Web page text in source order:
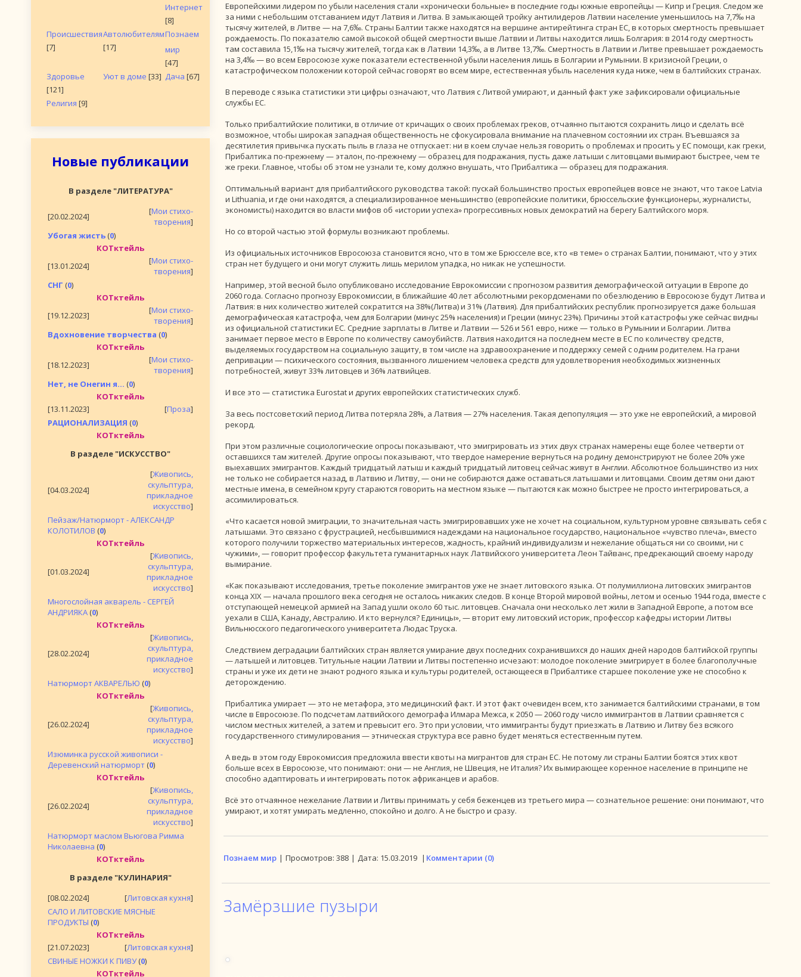
Интернет
[8]
Происшествия
[7]
Автолюбителям
[17]
Познаем
мир
[47]
Здоровье
[121]
Уют в доме [33] Дача [67]
Религия [9]
Новые публикации
В разделе "ЛИТЕРАТУРА"
[20.02.2024] [Мои стихо-
творения]
Убогая жисть (0)
КОТктейль
[13.01.2024]
[Мои стихо-
творения]
СНГ (0)
КОТктейль
[19.12.2023]
[Мои стихо-
творения]
Вдохновение творчества (0)
КОТктейль
[18.12.2023]
[Мои стихо-
творения]
Нет, не Онегин я... (0)
КОТктейль
[13.11.2023]
[Проза]
РАЦИОНАЛИЗАЦИЯ (0)
КОТктейль
В разделе "ИСКУССТВО"
[04.03.2024]
[Живопись,
скульптура,
прикладное
искусство]
Пейзаж/Натюрморт - АЛЕКСАНДР
КОЛОТИЛОВ (0)
КОТктейль
[01.03.2024]
[Живопись,
скульптура,
прикладное
искусство]
Многослойная акварель - СЕРГЕЙ
АНДРИЯКА (0)
КОТктейль
[28.02.2024]
[Живопись,
скульптура,
прикладное
искусство]
Натюрморт АКВАРЕЛЬЮ (0)
КОТктейль
[26.02.2024]
[Живопись,
скульптура,
прикладное
искусство]
Изюминка русской живописи -
Деревенский натюрморт (0)
КОТктейль
[26.02.2024]
[Живопись,
скульптура,
прикладное
искусство]
Натюрморт маслом Вьюгова Римма
Николаевна (0)
КОТктейль
В разделе "КУЛИНАРИЯ"
[08.02.2024]
[Литовская кухня]
САЛО И ЛИТОВСКИЕ МЯСНЫЕ
ПРОДУКТЫ (0)
КОТктейль
[21.07.2023]
[Литовская кухня]
СВИНЫЕ НОЖКИ К ПИВУ (0)
КОТктейль
Европейскими лидером по убыли населения стали «хронически больные» в последние годы южные европейцы — Кипр и Греция. Следом же
за ними с небольшим отставанием идут Латвия и Литва. В замыкающей тройку антилидеров Латвии население уменьшилось на 7,7‰ на
тысячу жителей, в Литве — на 7,6‰. Страны Балтии также находятся на вершине антирейтинга стран ЕС, в которых смертность превышает
рождаемость. По показателю самой высокой общей смертности выше Латвии и Литвы находится лишь Болгария: в 2014 году смертность
там составила 15,1‰ на тысячу жителей, тогда как в Латвии 14,3‰, а в Литве 13,7‰. Смертность в Латвии и Литве превышает рождаемость
на 3,4‰ — во всем Евросоюзе хуже показатели естественной убыли населения лишь в Болгарии и Румынии. В кризисной Греции, о
катастрофическом положении которой сейчас говорят во всем мире, естественная убыль населения куда ниже, чем в балтийских странах.
В переводе с языка статистики эти цифры означают, что Латвия с Литвой умирают, и данный факт уже зафиксировали официальные
службы ЕС.
Только прибалтийские политики, в отличие от кричащих о своих проблемах греков, отчаянно пытаются сохранить лицо и сделать всё
возможное, чтобы широкая западная общественность не сфокусировала внимание на плачевном состоянии их стран. Въевшаяся за
десятилетия привычка пускать пыль в глаза не отпускает: ни в коем случае нельзя говорить о проблемах и просить у ЕС помощи, как греки,
Прибалтика по-прежнему — эталон, по-прежнему — образец для подражания, пусть даже латыши с литовцами вымирают быстрее, чем те
же греки. Главное, чтобы об этом не узнали те, кому должно внушать, что Прибалтика — образец для подражания.
Оптимальный вариант для прибалтийского руководства такой: пускай большинство простых европейцев вовсе не знают, что такое Latvia
и Lithuania, и где они находятся, а специализированное меньшинство (европейские политики, брюссельские функционеры, журналисты,
экономисты) находится во власти мифов об «истории успеха» прогрессивных новых демократий на берегу Балтийского моря.
Но со второй частью этой формулы возникают проблемы.
Из официальных источников Евросоюза становится ясно, что в том же Брюсселе все, кто «в теме» о странах Балтии, понимают, что у этих
стран нет будущего и они могут служить лишь мерилом упадка, но никак не успешности.
Например, этой весной было опубликовано исследование Еврокомиссии с прогнозом развития демографической ситуации в Европе до
2060 года. Согласно прогнозу Еврокомиссии, в ближайшие 40 лет абсолютными рекордсменами по обезлюдению в Евросоюзе будут Литва и
Латвия: в них количество жителей сократится на 38%(Литва) и 31% (Латвия). Для прибалтийских республик прогнозируется даже большая
демографическая катастрофа, чем для Болгарии (минус 25% населения) и Греции (минус 23%). Причины этой катастрофы уже сейчас видны
из официальной статистики ЕС. Средние зарплаты в Литве и Латвии — 526 и 561 евро, ниже — только в Румынии и Болгарии. Литва
занимает первое место в Европе по количеству самоубийств. Латвия находится на последнем месте в ЕС по количеству средств,
выделяемых государством на социальную защиту, в том числе на здравоохранение и поддержку семей с одним родителем. На грани
депривации — психического состояния, вызванного лишением человека средств для удовлетворения необходимых жизненных
потребностей, живут 33% литовцев и 36% латвийцев.
И все это — статистика Eurostat и других европейских статистических служб.
За весь постсоветский период Литва потеряла 28%, а Латвия — 27% населения. Такая депопуляция — это уже не европейский, а мировой
рекорд.
При этом различные социологические опросы показывают, что эмигрировать из этих двух странах намерены еще более четверти от
оставшихся там жителей. Другие опросы показывают, что твердое намерение вернуться на родину демонстрируют не более 20% уже
выехавших эмигрантов. Каждый тридцатый латыш и каждый тридцатый литовец сейчас живут в Англии. Абсолютное большинство из них
не только не собирается назад, в Латвию и Литву, — они не собираются даже оставаться латышами и литовцами. Своим детям они дают
местные имена, в семейном кругу стараются говорить на местном языке — пытаются как можно быстрее не просто интегрироваться, а
ассимилироваться.
«Что касается новой эмиграции, то значительная часть эмигрировавших уже не хочет на социальном, культурном уровне связывать себя с
латышами. Это связано с фрустрацией, несбывшимися надеждами на национальное государство, национальное «чувство плеча», вместо
которого получили торжество материальных интересов, жадность, крайний индивидуализм и нежелание общаться ни со своими, ни с
чужими», — говорит профессор факультета гуманитарных наук Латвийского университета Леон Тайванс, предрекающий своему народу
вымирание.
«Как показывают исследования, третье поколение эмигрантов уже не знает литовского языка. От полумиллиона литовских эмигрантов
конца XIX — начала прошлого века сегодня не осталось никаких следов. В конце Второй мировой войны, летом и осенью 1944 года, вместе с
отступающей немецкой армией на Запад ушли около 60 тыс. литовцев. Сначала они несколько лет жили в Западной Европе, а потом все
уехали в США, Канаду, Австралию. И кто вернулся? Единицы», — вторит ему литовский историк, профессор кафедры истории Литвы
Вильнюсского педагогического университета Людас Труска.
Следствием деградации балтийских стран является умирание двух последних сохранившихся до наших дней народов балтийской группы
— латышей и литовцев. Титульные нации Латвии и Литвы постепенно исчезают: молодое поколение эмигрирует в более благополучные
страны и уже их дети не знают родного языка и культуры родителей, остающееся в Прибалтике старшее поколение уже не способно к
деторождению.
Прибалтика умирает — это не метафора, это медицинский факт. И этот факт очевиден всем, кто занимается балтийскими странами, в том
числе в Евросоюзе. По подсчетам латвийского демографа Илмара Межса, к 2050 — 2060 году число иммигрантов в Латвии сравняется с
числом местных жителей, а затем и превысит его. Это при условии, что иммигранты будут приезжать в Латвию и Литву без всякого
государственного стимулирования — этническая структура все равно будет меняться естественным путем.
А ведь в этом году Еврокомиссия предложила ввести квоты на мигрантов для стран ЕС. Не потому ли страны Балтии боятся этих квот
больше всех в Евросоюзе, что понимают: они — не Англия, не Швеция, не Италия? Их вымирающее коренное население в принципе не
способно адаптировать и интегрировать поток африканцев и арабов.
Всё это отчаянное нежелание Латвии и Литвы принимать у себя беженцев из третьего мира — сознательное решение: они понимают, что
умирают, и хотят умирать медленно, спокойно и долго. А не быстро и сразу.
Познаем мир | Просмотров: 388 | Дата: 15.03.2019 | Комментарии (0)
Замёрзшие пузыри